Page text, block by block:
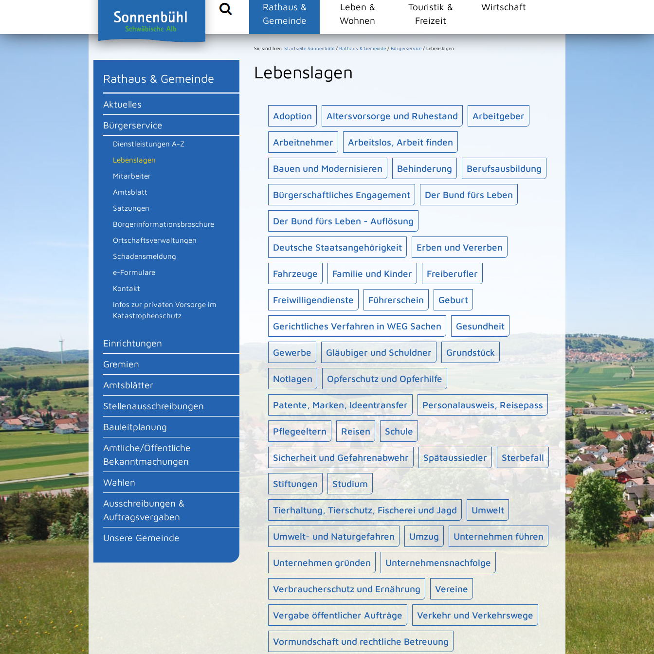
Rathaus &
Gemeinde
Leben &
Wohnen
Touristik &
Freizeit
Wirtschaft
Rathaus & Gemeinde
Aktuelles
Bürgerservice
Dienstleistungen A-Z
Lebenslagen
Mitarbeiter
Amtsblatt
Satzungen
Bürgerinformationsbroschüre
Ortschaftsverwaltungen
Schadensmeldung
e-Formulare
Kontakt
Infos zur privaten Vorsorge im
Katastrophenschutz
Einrichtungen
Gremien
Amtsblätter
Stellenausschreibungen
Bauleitplanung
Amtliche/Öffentliche
Bekanntmachungen
Wahlen
Ausschreibungen &
Auftragsvergaben
Unsere Gemeinde
Sie sind hier: Startseite Sonnenbühl / Rathaus & Gemeinde / Bürgerservice / Lebenslagen
Lebenslagen
Adoption Altersvorsorge und Ruhestand Arbeitgeber
Arbeitnehmer Arbeitslos, Arbeit finden
Bauen und Modernisieren Behinderung Berufsausbildung
Bürgerschaftliches Engagement Der Bund fürs Leben
Der Bund fürs Leben - Auflösung
Deutsche Staatsangehörigkeit Erben und Vererben
Fahrzeuge Familie und Kinder Freiberufler
Freiwilligendienste Führerschein Geburt
Gerichtliches Verfahren in WEG Sachen Gesundheit
Gewerbe Gläubiger und Schuldner Grundstück
Notlagen Opferschutz und Opferhilfe
Patente, Marken, Ideentransfer Personalausweis, Reisepass
Pflegeeltern Reisen Schule
Sicherheit und Gefahrenabwehr Spätaussiedler Sterbefall
Stiftungen Studium
Tierhaltung, Tierschutz, Fischerei und Jagd Umwelt
Umwelt- und Naturgefahren Umzug Unternehmen führen
Unternehmen gründen Unternehmensnachfolge
Verbraucherschutz und Ernährung Vereine
Vergabe öffentlicher Aufträge Verkehr und Verkehrswege
Vormundschaft und rechtliche Betreuung